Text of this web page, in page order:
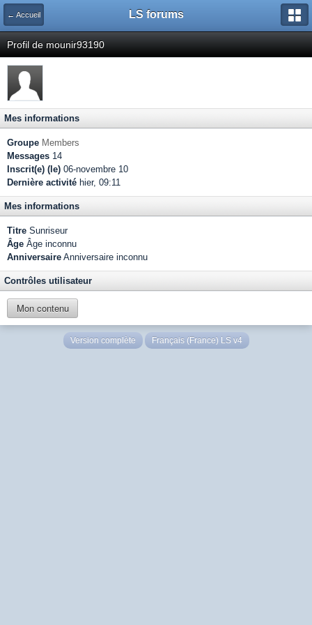
← Accueil LS forums
Profil de mounir93190
Mes informations
Groupe Members
Messages 14
Inscrit(e) (le) 06-novembre 10
Dernière activité hier, 09:11
Mes informations
Titre Sunriseur
Âge Âge inconnu
Anniversaire Anniversaire inconnu
Contrôles utilisateur
Mon contenu
Version complète Français (France) LS v4